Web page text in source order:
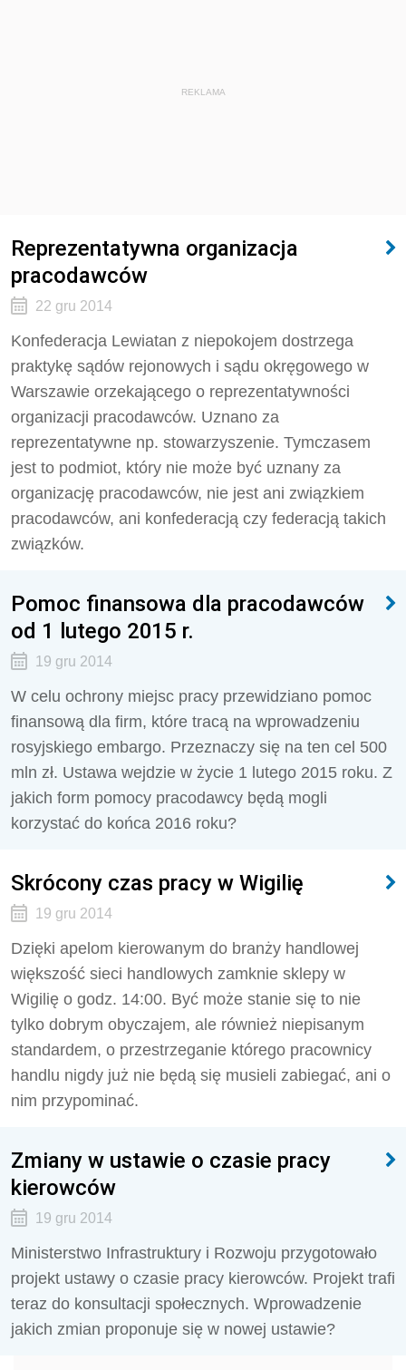
REKLAMA
Reprezentatywna organizacja
pracodawców
22 gru 2014
Konfederacja Lewiatan z niepokojem dostrzega
praktykę sądów rejonowych i sądu okręgowego w
Warszawie orzekającego o reprezentatywności
organizacji pracodawców. Uznano za
reprezentatywne np. stowarzyszenie. Tymczasem
jest to podmiot, który nie może być uznany za
organizację pracodawców, nie jest ani związkiem
pracodawców, ani konfederacją czy federacją takich
związków.
Pomoc finansowa dla pracodawców
od 1 lutego 2015 r.
19 gru 2014
W celu ochrony miejsc pracy przewidziano pomoc
finansową dla firm, które tracą na wprowadzeniu
rosyjskiego embargo. Przeznaczy się na ten cel 500
mln zł. Ustawa wejdzie w życie 1 lutego 2015 roku. Z
jakich form pomocy pracodawcy będą mogli
korzystać do końca 2016 roku?
Skrócony czas pracy w Wigilię
19 gru 2014
Dzięki apelom kierowanym do branży handlowej
większość sieci handlowych zamknie sklepy w
Wigilię o godz. 14:00. Być może stanie się to nie
tylko dobrym obyczajem, ale również niepisanym
standardem, o przestrzeganie którego pracownicy
handlu nigdy już nie będą się musieli zabiegać, ani o
nim przypominać.
Zmiany w ustawie o czasie pracy
kierowców
19 gru 2014
Ministerstwo Infrastruktury i Rozwoju przygotowało
projekt ustawy o czasie pracy kierowców. Projekt trafi
teraz do konsultacji społecznych. Wprowadzenie
jakich zmian proponuje się w nowej ustawie?